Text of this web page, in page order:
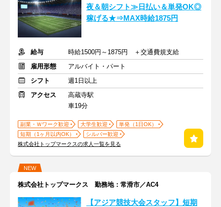
夜＆朝シフト≫日払い＆単発OK◎
稼げる★⇒MAX時給1875円
給与
時給1500円～1875円 ＋交通費規支給
雇用形態
アルバイト・パート
シフト
週1日以上
アクセス
高蔵寺駅
車19分
副業・Ｗワーク歓迎 大学生歓迎
単発（1日OK）
短期（1ヶ月以内OK）
シルバー歓迎
株式会社トップマークスの求人一覧を見る
NEW
株式会社トップマークス 勤務地：常滑市／AC4
【アジア競技大会スタッフ】短期